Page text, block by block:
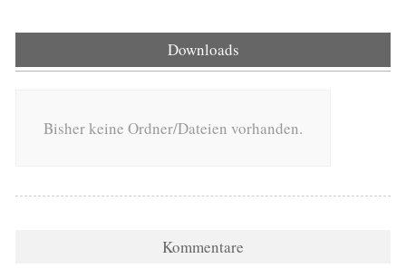
Downloads
Bisher keine Ordner/Dateien vorhanden.
Kommentare